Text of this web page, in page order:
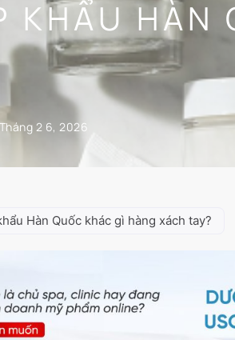
KHẨU HÀN
Tháng 2 6, 2026
Hàn Quốc khác gì hàng xách tay?